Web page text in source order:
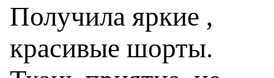
Получила яркие ,
красивые шорты.